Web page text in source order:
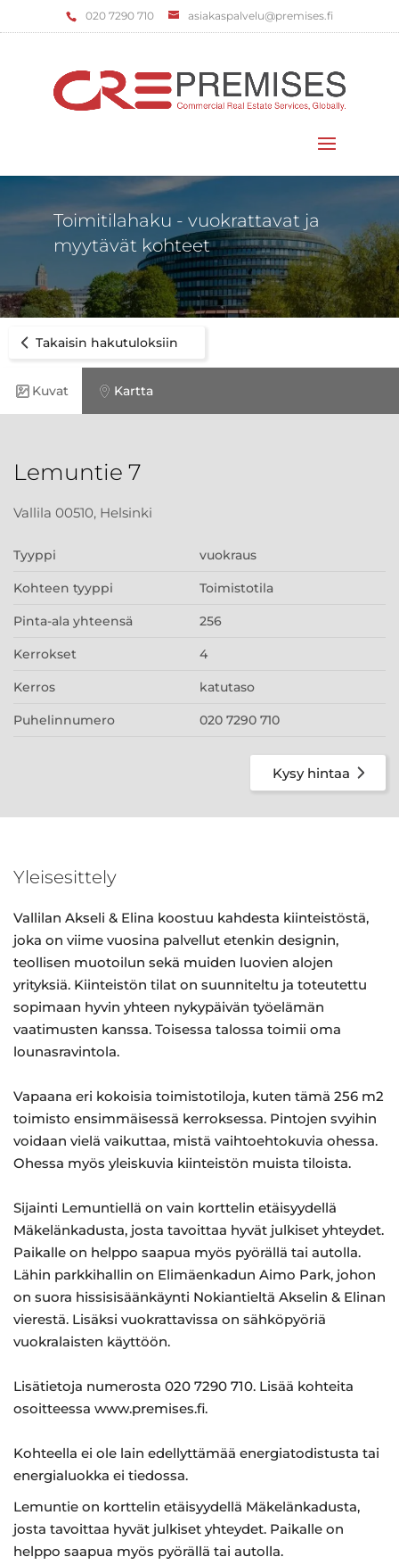
‌020 7290 710 asiakaspalvelu@premises.fi
Toimitilahaku - vuokrattavat ja
myytävät kohteet
Takaisin hakutuloksiin
Kuvat Kartta
Lemuntie 7
Vallila 00510, Helsinki
Tyyppi vuokraus
Kohteen tyyppi Toimistotila
Pinta-ala yhteensä 256
Kerrokset 4
Kerros katutaso
Puhelinnumero 020 7290 710
Kysy hintaa
Yleisesittely
Vallilan Akseli & Elina koostuu kahdesta kiinteistöstä,
joka on viime vuosina palvellut etenkin designin,
teollisen muotoilun sekä muiden luovien alojen
yrityksiä. Kiinteistön tilat on suunniteltu ja toteutettu
sopimaan hyvin yhteen nykypäivän työelämän
vaatimusten kanssa. Toisessa talossa toimii oma
lounasravintola.
Vapaana eri kokoisia toimistotiloja, kuten tämä 256 m2
toimisto ensimmäisessä kerroksessa. Pintojen svyihin
voidaan vielä vaikuttaa, mistä vaihtoehtokuvia ohessa.
Ohessa myös yleiskuvia kiinteistön muista tiloista.
Sijainti Lemuntiellä on vain korttelin etäisyydellä
Mäkelänkadusta, josta tavoittaa hyvät julkiset yhteydet.
Paikalle on helppo saapua myös pyörällä tai autolla.
Lähin parkkihallin on Elimäenkadun Aimo Park, johon
on suora hissisisäänkäynti Nokiantieltä Akselin & Elinan
vierestä. Lisäksi vuokrattavissa on sähköpyöriä
vuokralaisten käyttöön.
Lisätietoja numerosta 020 7290 710. Lisää kohteita
osoitteessa www.premises.fi.
Kohteella ei ole lain edellyttämää energiatodistusta tai
energialuokka ei tiedossa.
Lemuntie on korttelin etäisyydellä Mäkelänkadusta,
josta tavoittaa hyvät julkiset yhteydet. Paikalle on
helppo saapua myös pyörällä tai autolla.